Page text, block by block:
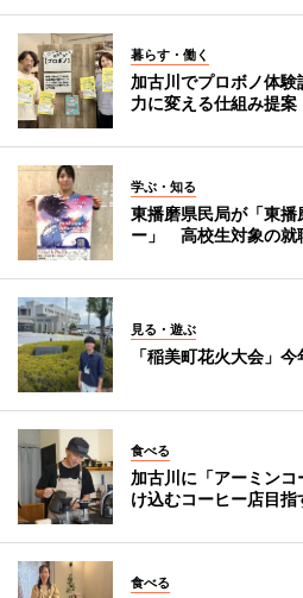
暮らす・働く
加古川でプロボノ体
力に変える仕組み提案
学ぶ・知る
東播磨県民局が「東
ー」 高校生対象の就
見る・遊ぶ
「稲美町花火大会」
食べる
加古川に「アーミン
け込むコーヒー店目指
食べる